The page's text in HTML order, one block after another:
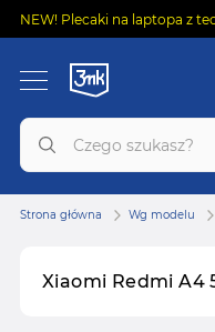
NEW! Plecaki na laptopa z
Xiaomi Redmi A4
Strona główna Wg modelu